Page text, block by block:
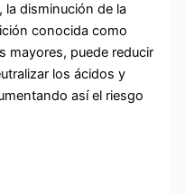
la disminución de la
conocida como
mayores, puede reducir
los ácidos y
así el riesgo